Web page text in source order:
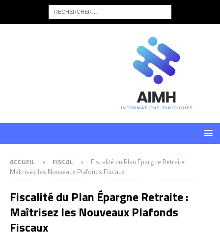
ACCUEIL FISCAL
Fiscalité du Plan Épargne Retraite :
Maîtrisez les Nouveaux Plafonds Fiscaux
Fiscalité du Plan Épargne Retraite :
Maîtrisez les Nouveaux Plafonds
Fiscaux